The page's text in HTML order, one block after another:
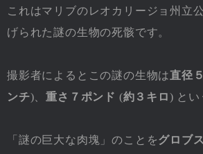
これはマリブのレオカリージョ州立
げられた謎の生物の死骸です。
撮影者によるとこの謎の生物は直径
ンチ)、重さ７ポンド (約３キロ) とい
「謎の巨大な肉塊」のことをグロブ